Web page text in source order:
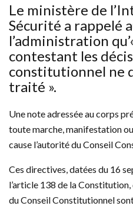
Le ministère de
Sécurité a rappelé
l’administration
contestant les
constitutionnel ne
traité ».
Une note adressée au corps
toute marche, manifestation
cause l’autorité du Conseil
Ces directives, datées du 16
l’article 138 de la
du Conseil Constitutionnel